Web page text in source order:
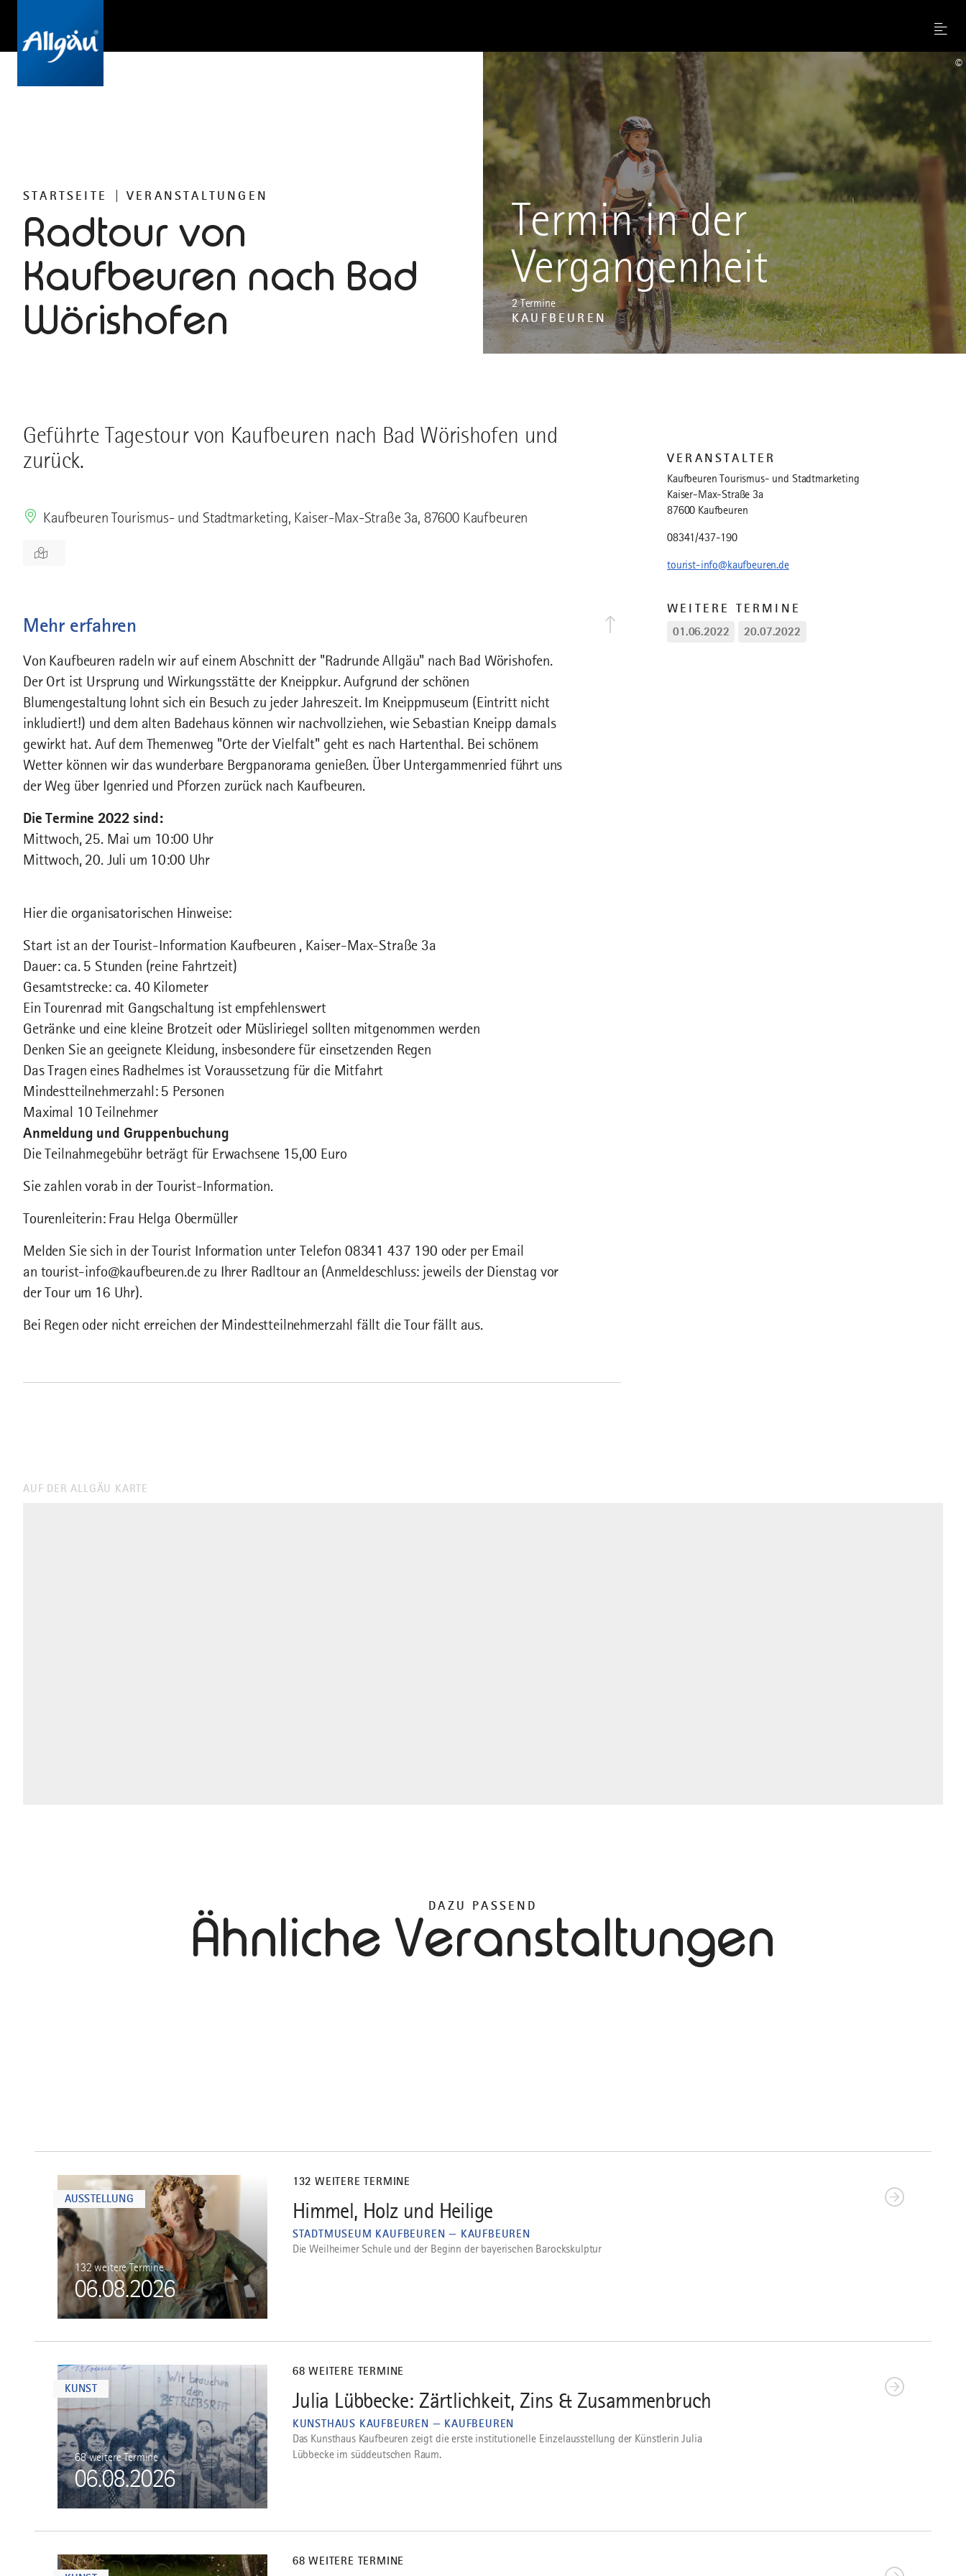
Menu
STARTSEITE VERANSTALTUNGEN
Radtour von
Kaufbeuren nach Bad
Wörishofen
Termin in der
Vergangenheit
2 Termine
KAUFBEUREN
©
Geführte Tagestour von Kaufbeuren nach Bad Wörishofen und
zurück.
Kaufbeuren Tourismus- und Stadtmarketing, Kaiser-Max-Straße 3a, 87600 Kaufbeuren
Mehr erfahren
Von Kaufbeuren radeln wir auf einem Abschnitt der "Radrunde Allgäu" nach Bad Wörishofen.
Der Ort ist Ursprung und Wirkungsstätte der Kneippkur. Aufgrund der schönen
Blumengestaltung lohnt sich ein Besuch zu jeder Jahreszeit. Im Kneippmuseum (Eintritt nicht
inkludiert!) und dem alten Badehaus können wir nachvollziehen, wie Sebastian Kneipp damals
gewirkt hat. Auf dem Themenweg "Orte der Vielfalt" geht es nach Hartenthal. Bei schönem
Wetter können wir das wunderbare Bergpanorama genießen. Über Untergammenried führt uns
der Weg über Igenried und Pforzen zurück nach Kaufbeuren.
Die Termine 2022 sind:
Mittwoch, 25. Mai um 10:00 Uhr
Mittwoch, 20. Juli um 10:00 Uhr
Hier die organisatorischen Hinweise:
Start ist an der Tourist-Information Kaufbeuren , Kaiser-Max-Straße 3a
Dauer: ca. 5 Stunden (reine Fahrtzeit)
Gesamtstrecke: ca. 40 Kilometer
Ein Tourenrad mit Gangschaltung ist empfehlenswert
Getränke und eine kleine Brotzeit oder Müsliriegel sollten mitgenommen werden
Denken Sie an geeignete Kleidung, insbesondere für einsetzenden Regen
Das Tragen eines Radhelmes ist Voraussetzung für die Mitfahrt
Mindestteilnehmerzahl: 5 Personen
Maximal 10 Teilnehmer
Anmeldung und Gruppenbuchung
Die Teilnahmegebühr beträgt für Erwachsene 15,00 Euro
Sie zahlen vorab in der Tourist-Information.
Tourenleiterin: Frau Helga Obermüller
Melden Sie sich in der Tourist Information unter Telefon 08341 437 190 oder per Email
an tourist-info@kaufbeuren.de zu Ihrer Radltour an (Anmeldeschluss: jeweils der Dienstag vor
der Tour um 16 Uhr).
Bei Regen oder nicht erreichen der Mindestteilnehmerzahl fällt die Tour fällt aus.
VERANSTALTER
Kaufbeuren Tourismus- und Stadtmarketing
Kaiser-Max-Straße 3a
87600 Kaufbeuren
08341/437-190
tourist-info@kaufbeuren.de
WEITERE TERMINE
01.06.2022 20.07.2022
AUF DER ALLGÄU KARTE
DAZU PASSEND
Ähnliche Veranstaltungen
AUSSTELLUNG
132 WEITERE TERMINE
1
Himmel, Holz und Heilige
STADTMUSEUM KAUFBEUREN — KAUFBEUREN
06.08.2026
132 weitere Termine
Die Weilheimer Schule und der Beginn der bayerischen Barockskulptur
KUNST
68 WEITERE TERMINE
2
Julia Lübbecke: Zärtlichkeit, Zins & Zusammenbruch
KUNSTHAUS KAUFBEUREN — KAUFBEUREN
06.08.2026
68 weitere Termine
Das Kunsthaus Kaufbeuren zeigt die erste institutionelle Einzelausstellung der Künstlerin Julia
Lübbecke im süddeutschen Raum.
68 WEITERE TERMINE